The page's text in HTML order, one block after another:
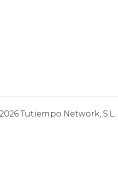
Tutiempo Network, S.L. |